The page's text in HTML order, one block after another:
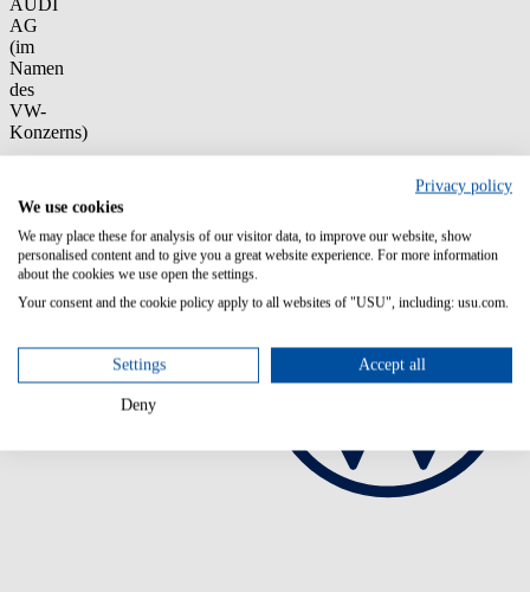
AUDI
AG
(im
Namen
des
VW-
Konzerns)
Privacy policy
We use cookies
We may place these for analysis of our visitor data, to improve our website, show
personalised content and to give you a great website experience. For more information
about the cookies we use open the settings.
Your consent and the cookie policy apply to all websites of "USU", including: usu.com.
Settings Accept all
Deny